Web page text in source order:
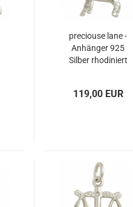
preciouse lane -
Anhänger 925
Silber rhodiniert
119,00 EUR